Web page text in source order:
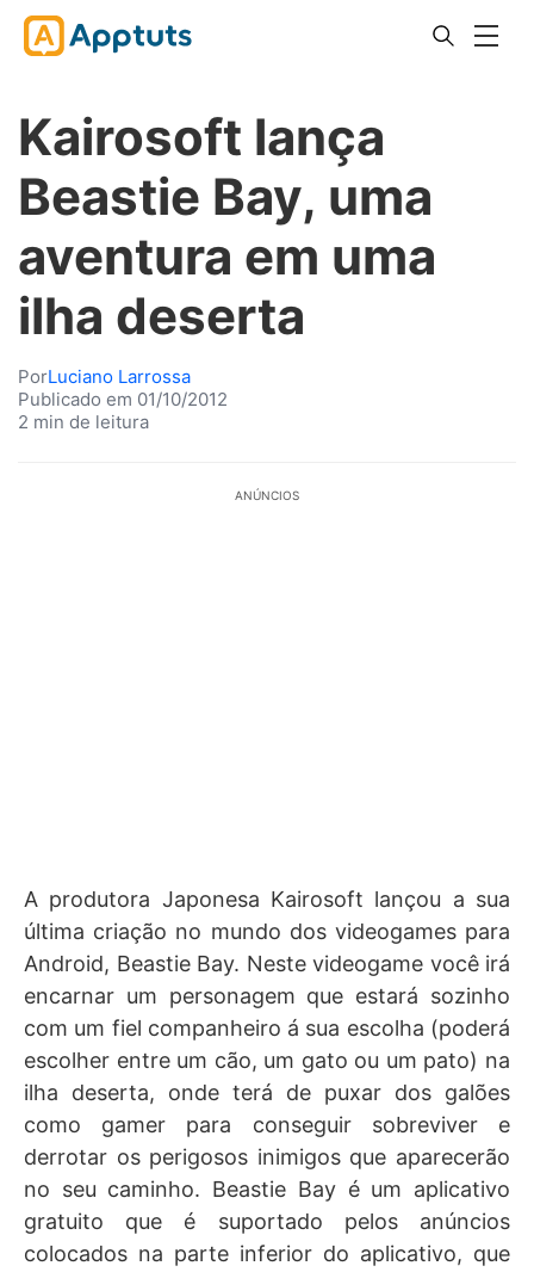
Kairosoft lança
Beastie Bay, uma
aventura em uma
ilha deserta
PorLuciano Larrossa
Publicado em 01/10/2012
2 min de leitura
ANÚNCIOS
A produtora Japonesa Kairosoft lançou a sua
última criação no mundo dos videogames para
Android, Beastie Bay. Neste videogame você irá
encarnar um personagem que estará sozinho
com um fiel companheiro á sua escolha (poderá
escolher entre um cão, um gato ou um pato) na
ilha deserta, onde terá de puxar dos galões
como gamer para conseguir sobreviver e
derrotar os perigosos inimigos que aparecerão
no seu caminho. Beastie Bay é um aplicativo
gratuito que é suportado pelos anúncios
colocados na parte inferior do aplicativo, que